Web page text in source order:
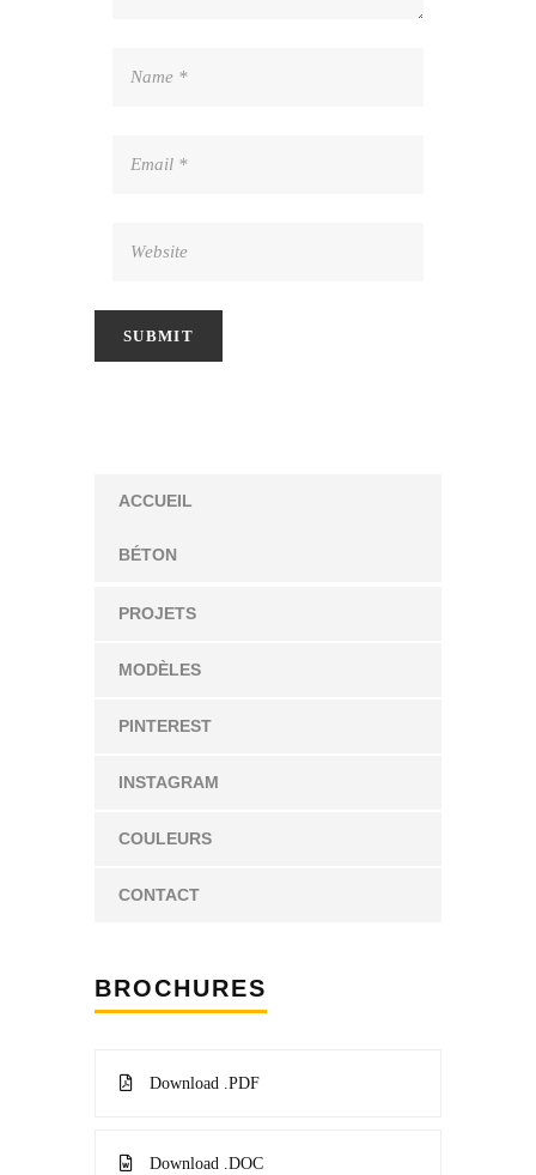
ACCUEIL
BÉTON
PROJETS
MODÈLES
PINTEREST
INSTAGRAM
COULEURS
CONTACT
BROCHURES
Download .PDF
Download .DOC